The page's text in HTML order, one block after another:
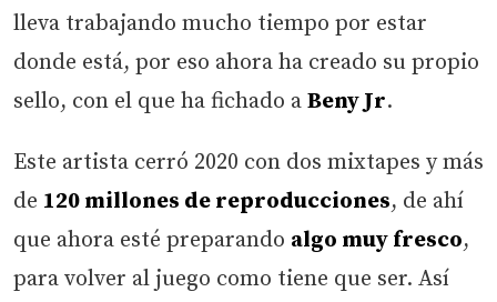
lleva trabajando mucho tiempo por estar
donde está, por eso ahora ha creado su propio
sello, con el que ha fichado a Beny Jr.
Este artista cerró 2020 con dos mixtapes y más
de 120 millones de reproducciones, de ahí
que ahora esté preparando algo muy fresco,
para volver al juego como tiene que ser. Así